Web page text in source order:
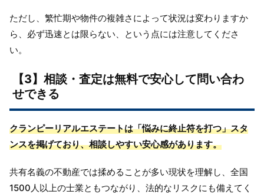
ただし、繁忙期や物件の複雑さによって状況は変わりますか
ら、必ず迅速とは限らない、という点には注意してくださ
い。
【3】相談・査定は無料で安心して問い合わ
せできる
クランピーリアルエステートは「悩みに終止符を打つ」スタ
ンスを掲げており、相談しやすい安心感があります。
共有名義の不動産では揉めることが多い現状を理解し、全国
1500人以上の士業ともつながり、法的なリスクにも備えてく